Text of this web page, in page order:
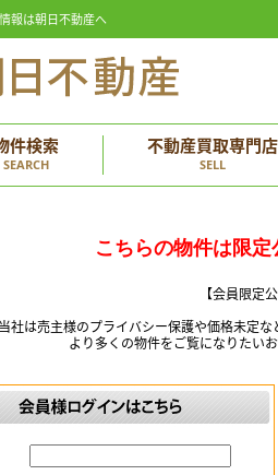
報は朝日不動産へ
件検索
SEARCH
不動産買取専門店
SELL
こちらの物件は限定
【会員限定
当社は売主様のプライバシー保護や価格未定な
より多くの物件をご覧になりたい